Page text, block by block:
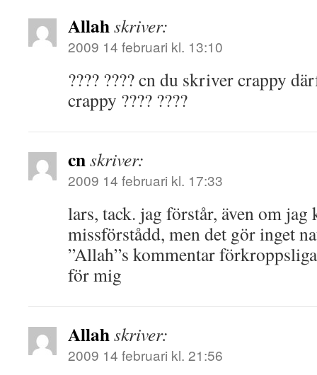
Allahskriver:
2009 14 februari kl. 13:10
???? ???? cn du skriver crappy
crappy ???? ????
cnskriver:
2009 14 februari kl. 17:33
lars, tack. jag förstår, även om
missförstådd, men det gör inget
”Allah”s kommentar
för mig
Allahskriver:
2009 14 februari kl. 21:56